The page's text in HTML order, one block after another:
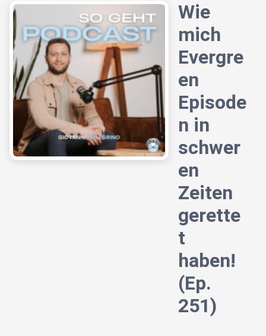
Wie
mich
Evergre
en
Episode
n in
schwer
en
Zeiten
gerette
t
haben!
(Ep.
251)